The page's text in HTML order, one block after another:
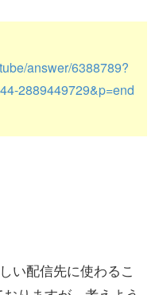
answer/6388789?
2889449729&p=end
い配信先に使わるこ